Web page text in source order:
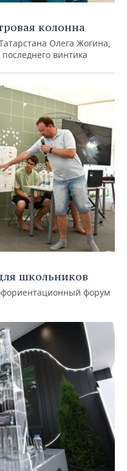
колонна
Олега Жогина,
винтика
школьников
форум